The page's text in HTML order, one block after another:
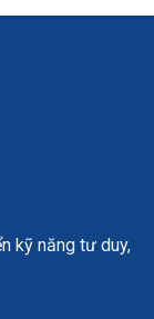
kỹ năng tư duy,